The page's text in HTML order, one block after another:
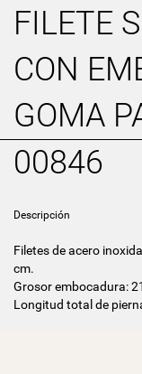
FILETE
CON
GOMA
00846
Descripción
Filetes de acero
cm.
Grosor embocadura:
Longitud total de